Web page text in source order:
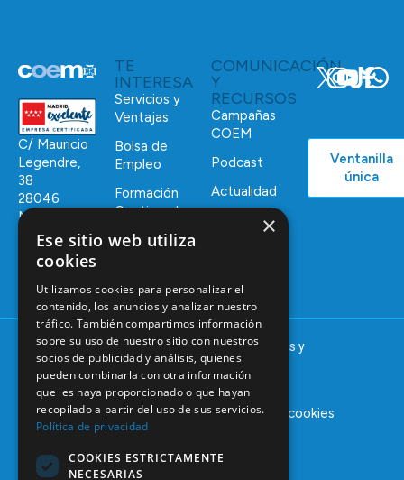
C/ Mauricio
Legendre,
38
28046
Madrid
91 561 29 05
TE
INTERESA
Servicios y
Ventajas
Bolsa de
Empleo
Formación
Continuada
Tablón de
COMUNICACIÓN
Y
RECURSOS
Campañas
COEM
Podcast
Actualidad
Ventanilla
única
© 2025 – COEM – Colegio Oficial de Odontólogos y
Estomatólogos de la I región
Aviso legalPolítica de privacidadPolítica de cookies
×
Ese sitio web utiliza
cookies
Utilizamos cookies para personalizar el
contenido, los anuncios y analizar nuestro
tráfico. También compartimos información
sobre su uso de nuestro sitio con nuestros
socios de publicidad y análisis, quienes
pueden combinarla con otra información
que les haya proporcionado o que hayan
recopilado a partir del uso de sus servicios.
Política de privacidad
COOKIES ESTRICTAMENTE
NECESARIAS